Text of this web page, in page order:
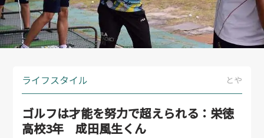
ライフスタイル とや
ゴルフは才能を努力で超えられる：栄徳
高校3年 成田風生くん